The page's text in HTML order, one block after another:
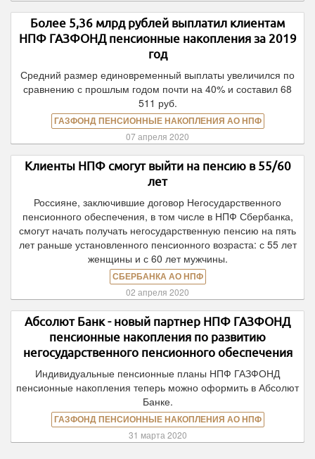
Более 5,36 млрд рублей выплатил клиентам
НПФ ГАЗФОНД пенсионные накопления за 2019
год
Средний размер единовременный выплаты увеличился по
сравнению с прошлым годом почти на 40% и составил 68
511 руб.
ГАЗФОНД ПЕНСИОННЫЕ НАКОПЛЕНИЯ АО НПФ
07 апреля 2020
Клиенты НПФ смогут выйти на пенсию в 55/60
лет
Россияне, заключившие договор Негосударственного
пенсионного обеспечения, в том числе в НПФ Сбербанка,
смогут начать получать негосударственную пенсию на пять
лет раньше установленного пенсионного возраста: с 55 лет
женщины и с 60 лет мужчины.
СБЕРБАНКА АО НПФ
02 апреля 2020
Абсолют Банк - новый партнер НПФ ГАЗФОНД
пенсионные накопления по развитию
негосударственного пенсионного обеспечения
Индивидуальные пенсионные планы НПФ ГАЗФОНД
пенсионные накопления теперь можно оформить в Абсолют
Банке.
ГАЗФОНД ПЕНСИОННЫЕ НАКОПЛЕНИЯ АО НПФ
31 марта 2020